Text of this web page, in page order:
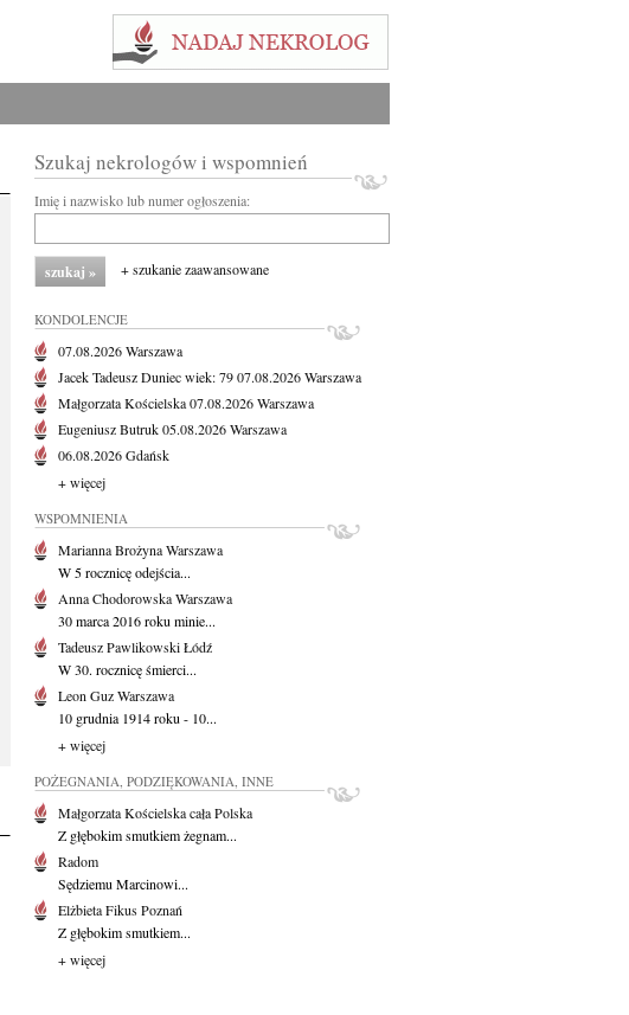
Szukaj nekrologów i wspomnień
Imię i nazwisko lub numer ogłoszenia:
+ szukanie zaawansowane
KONDOLENCJE
07.08.2026Warszawa
Jacek Tadeusz Duniecwiek: 7907.08.2026Warszawa
Małgorzata Kościelska07.08.2026Warszawa
Eugeniusz Butruk05.08.2026Warszawa
06.08.2026Gdańsk
+ więcej
WSPOMNIENIA
Marianna BrożynaWarszawa
W 5 rocznicę odejścia...
Anna ChodorowskaWarszawa
30 marca 2016 roku minie...
Tadeusz PawlikowskiŁódź
W 30. rocznicę śmierci...
Leon GuzWarszawa
10 grudnia 1914 roku - 10...
+ więcej
POŻEGNANIA, PODZIĘKOWANIA, INNE
Małgorzata Kościelskacała Polska
Z głębokim smutkiem żegnam...
Radom
Sędziemu Marcinowi...
Elżbieta FikusPoznań
Z głębokim smutkiem...
+ więcej